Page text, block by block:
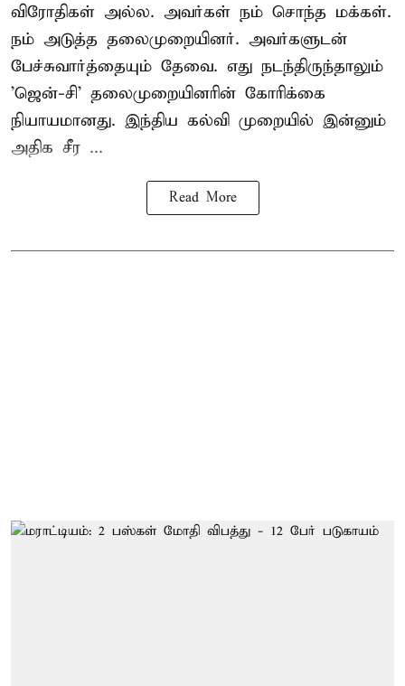
விரோதிகள் அல்ல. அவர்கள் நம் சொந்த மக்கள்.
நம் அடுத்த தலைமுறையினர். அவர்களுடன்
பேச்சுவார்த்தையும் தேவை. எது நடந்திருந்தாலும்
'ஜென்-சி' தலைமுறையினரின் கோரிக்கை
நியாயமானது. இந்திய கல்வி முறையில் இன்னும்
அதிக சீர ...
Read More